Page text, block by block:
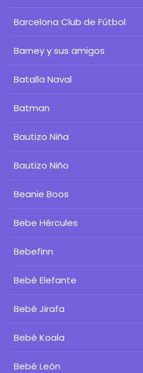
Barcelona Club de Fútbol
Barney y sus amigos
Batalla Naval
Batman
Bautizo Niña
Bautizo Niño
Beanie Boos
Bebe Hércules
Bebefinn
Bebé Elefante
Bebé Jirafa
Bebé Koala
Bebé León